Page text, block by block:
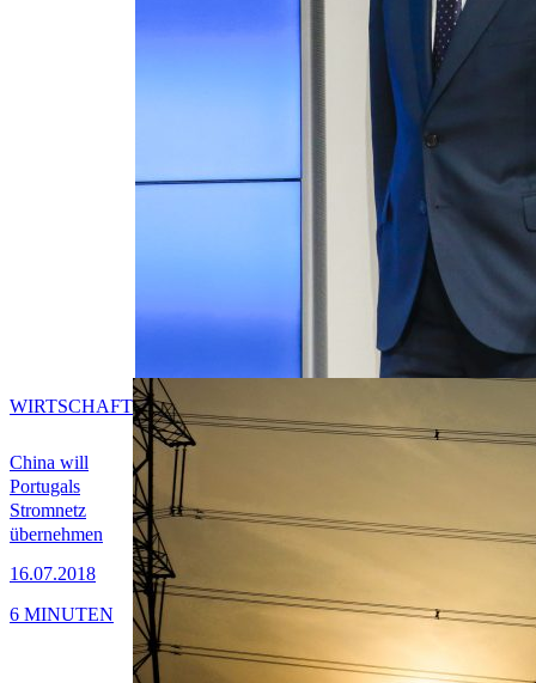
China will
Portugals
Stromnetz
übernehmen
16.07.2018
WIRTSCHAFT
6 MINUTEN